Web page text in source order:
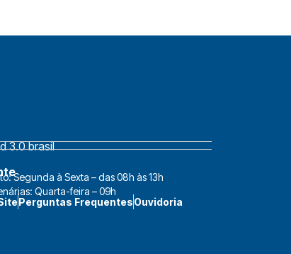
3.0 brasil
Segunda à Sexta – das 08h às 13h
Quarta-feira – 09h
Perguntas FrequentesOuvidoria